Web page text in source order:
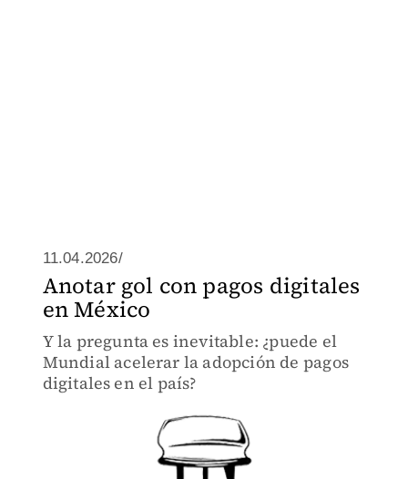
11.04.2026/
Anotar gol con pagos digitales
en México
Y la pregunta es inevitable: ¿puede el
Mundial acelerar la adopción de pagos
digitales en el país?